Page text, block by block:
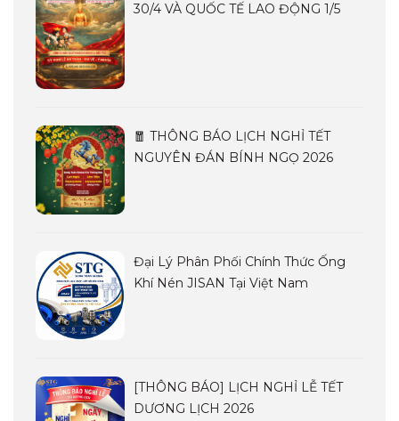
30/4 VÀ QUỐC TẾ LAO ĐỘNG 1/5
🧧 THÔNG BÁO LỊCH NGHỈ TẾT
NGUYÊN ĐÁN BÍNH NGỌ 2026
Đại Lý Phân Phối Chính Thức Ống
Khí Nén JISAN Tại Việt Nam
[THÔNG BÁO] LỊCH NGHỈ LỄ TẾT
DƯƠNG LỊCH 2026